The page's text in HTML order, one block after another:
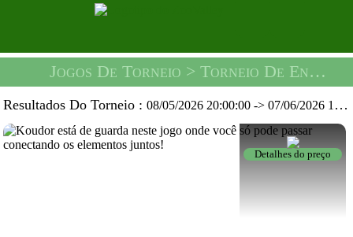
Jogos De Torneio > Torneio De Entrada De Segurança -
Resultados Do Torneio :08/05/2026 20:00:00 ->07/06/2026 19:59:59
Detalhes do preço